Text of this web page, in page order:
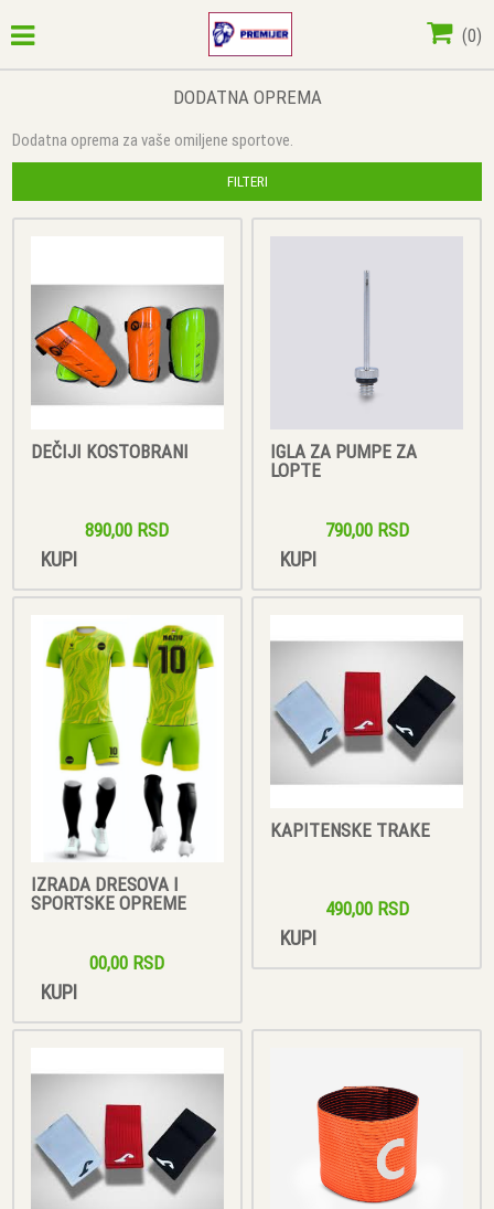
(0)
DODATNA OPREMA
Dodatna oprema za vaše omiljene sportove.
FILTERI
DEČIJI KOSTOBRANI
890,00 RSD
KUPI
IGLA ZA PUMPE ZA
LOPTE
790,00 RSD
KUPI
IZRADA DRESOVA I
SPORTSKE OPREME
00,00 RSD
KUPI
KAPITENSKE TRAKE
490,00 RSD
KUPI